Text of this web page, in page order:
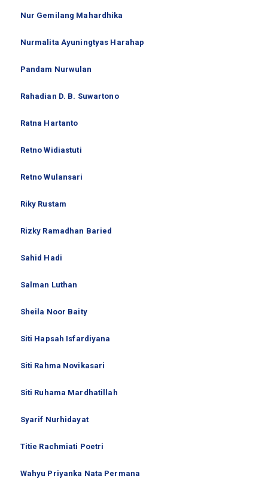
Nur Gemilang Mahardhika
Nurmalita Ayuningtyas Harahap
Pandam Nurwulan
Rahadian D. B. Suwartono
Ratna Hartanto
Retno Widiastuti
Retno Wulansari
Riky Rustam
Rizky Ramadhan Baried
Sahid Hadi
Salman Luthan
Sheila Noor Baity
Siti Hapsah Isfardiyana
Siti Rahma Novikasari
Siti Ruhama Mardhatillah
Syarif Nurhidayat
Titie Rachmiati Poetri
Wahyu Priyanka Nata Permana